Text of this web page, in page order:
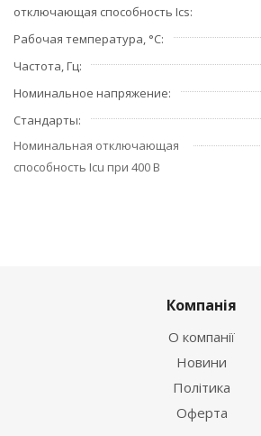
отключающая способность Ics
Рабочая температура, °С
Частота, Гц
Номинальное напряжение
Стандарты
Номинальная отключающая
способность Icu при 400 В
Компанія
О компанії
Новини
Політика
Оферта